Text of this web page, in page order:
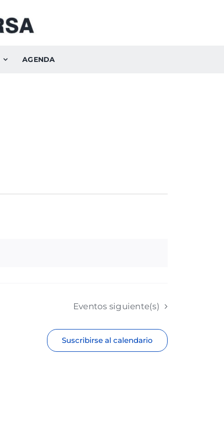
AGENDA
Eventos siguiente(s)
Suscribirse al calendario